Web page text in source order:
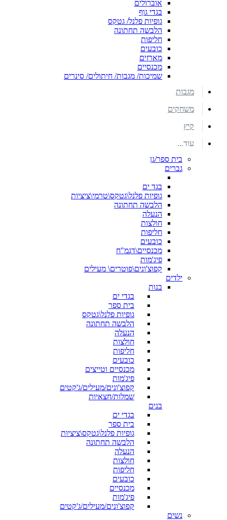
אוברולים
בגדי גוף
גופיות פלנל/ גטקס
הלבשה תחתונה
חליפות
כובעים
מארזים
מכנסיים
שמיכות/ מגבות/ חיתולים/ סינרים
מגבות
משחקים
קיץ
עוד...
בית ספר/גן
גברים
בגד ים
גופיות פלנל\גטקס\טרמי\ציציות
הלבשה תחתונה
הנעלה
חולצות
חליפות
כובעים
מכנסיים\דגמ"ח
פיג'מות
קפוצ'ונים\פוטרים\ מעילים
ילדים
בנות
בגדי ים
בית ספר
גופיות פלנל\גטקס
הלבשה תחתונה
הנעלה
חולצות
חליפות
כובעים
מכנסיים וטייצים
פיג'מות
קפוצ'ונים/מעילים/ג'קטים
שמלות/חצאיות
בנים
בגדי ים
בית ספר
גופיות פלנל\גטקס\ציציות
הלבשה תחתונה
הנעלה
חולצות
חליפות
כובעים
מכנסיים
פיג'מות
קפוצ'ונים/מעילים/ג'קטים
נשים